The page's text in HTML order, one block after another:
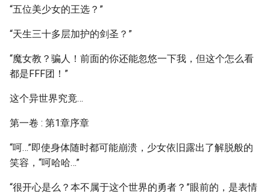
“五位美少女的王选？”
“天生三十多层加护的剑圣？”
“魔女教？骗人！前面的你还能忽悠一下我，但这个怎么看
都是FFF团！”
这个异世界究竟…
第一卷 : 第1章序章
“呵…”即使身体随时都可能崩溃，少女依旧露出了解脱般的
笑容，“呵哈哈…”
“很开心是么？本不属于这个世界的勇者？”眼前的，是表情